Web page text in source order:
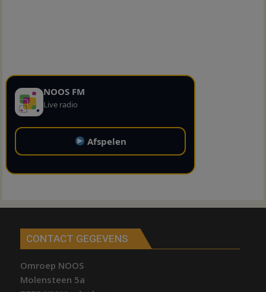
NOOS FM
Live radio
Afspelen
CONTACT GEGEVENS
Omroep NOOS
Molensteen 5a